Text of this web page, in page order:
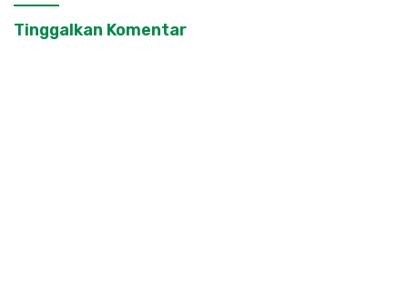
Tinggalkan Komentar